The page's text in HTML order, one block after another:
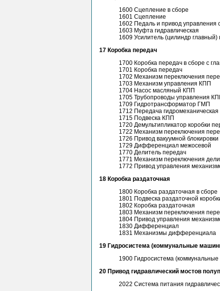
1600 Сцепление в сборе
1601 Сцепление
1602 Педаль и привод управления
1603 Муфта гидравлическая
1609 Усилитель (цилиндр
17 Коробка передач
1700 Коробка передач в сборе с
1701 Коробка передач
1702 Механизм переключения
1703 Механизм управления КПП
1704 Насос масляный КПП
1705 Трубопроводы управления
1709 Гидротрансформатор ГМП
1712 Передача
1715 Подвеска КПП
1720 Демультипликатор коробки
1722 Механизм переключения
1726 Привод вакуумной
1729 Дифференциал межосевой
1770 Делитель передач
1771 Механизм переключения
1772 Привод управления
18 Коробка раздаточная
1800 Коробка раздаточная в сборе
1801 Подвеска раздаточной
1802 Коробка раздаточная
1803 Механизм переключения
1804 Привод управления
1830 Дифференциал
1831 Механизмы дифференциала
19 Гидросистема (коммунальные
1900 Гидросистема
20 Привод гидравлический мостов
2022 Система питания